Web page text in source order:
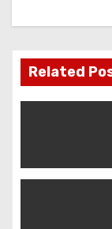
Related